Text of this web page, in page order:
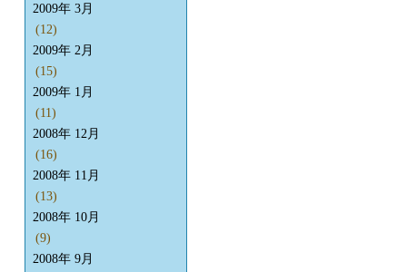
2009年 3月
(12)
2009年 2月
(15)
2009年 1月
(11)
2008年 12月
(16)
2008年 11月
(13)
2008年 10月
(9)
2008年 9月